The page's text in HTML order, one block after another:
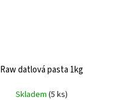
Raw datlová pasta 1kg
Skladem(5 ks)